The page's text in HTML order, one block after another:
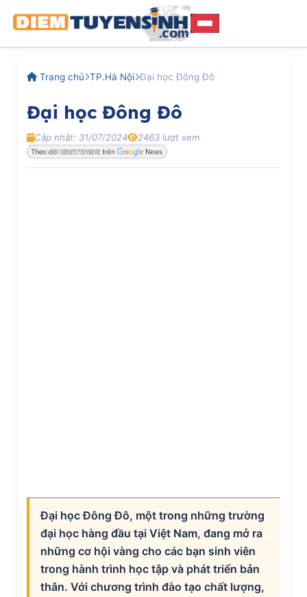
Trang chủ TP.Hà Nội Đại học Đông Đô
Đại học Đông Đô
Cập nhật: 31/07/2024 2463 lượt xem
Đại học Đông Đô, một trong những trường
đại học hàng đầu tại Việt Nam, đang mở ra
những cơ hội vàng cho các bạn sinh viên
trong hành trình học tập và phát triển bản
thân. Với chương trình đào tạo chất lượng,